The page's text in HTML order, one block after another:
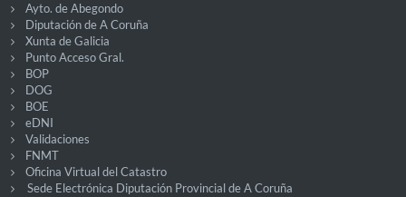
Ayto. de Abegondo
Diputación de A Coruña
Xunta de Galicia
Punto Acceso Gral.
BOP
DOG
BOE
eDNI
Validaciones
FNMT
Oficina Virtual del Catastro
Sede Electrónica Diputación Provincial de A Coruña